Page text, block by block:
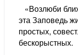
«Возлюби
эта Заповедь
простых,
бескорыстных.